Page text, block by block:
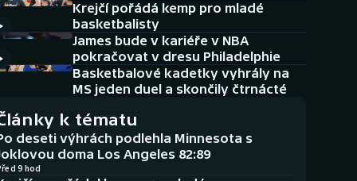
Aplikace ČT sport
AZ kvíz
Krejčí pořádá kemp pro mladé
basketbalisty
James bude v kariéře v NBA
pokračovat v dresu Philadelphie
Basketbalové kadetky vyhrály na
MS jeden duel a skončily čtrnácté
k tématu
deseti výhrách podlehla Minnesota s
doma Los Angeles 82:89
9 hod